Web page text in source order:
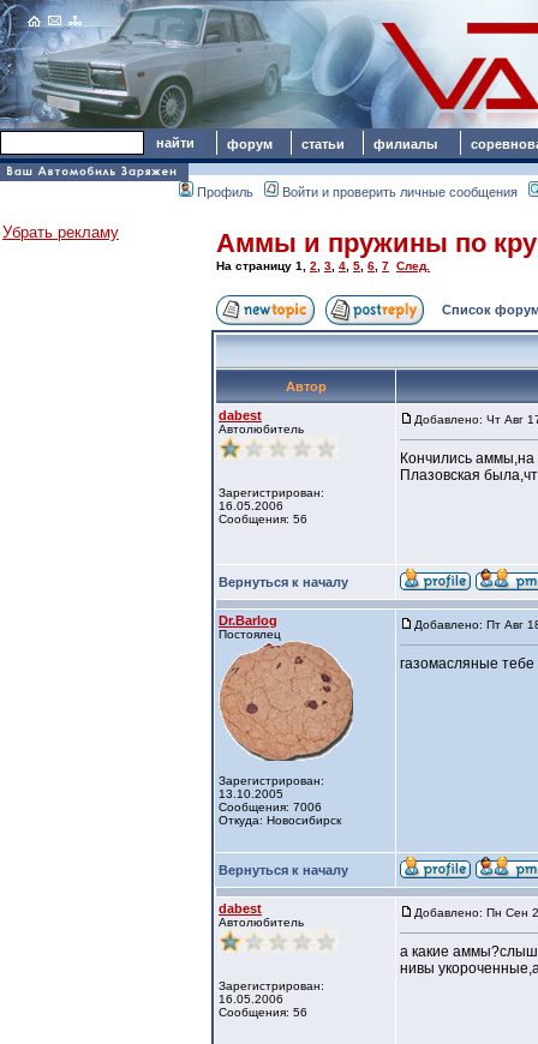
форум статьи филиалы
Профиль Войти и проверить личные сообщения
Убрать рекламу Аммы и пружины по
На страницу 1 2 3 4 5 6 7 След.
Список
Автор
dabest
Автолюбитель
Зарегистрирован:
16.05.2006
Сообщения: 56
Добавлено: Чт Авг
Кончились аммы,на
Плазовская
Вернуться к началу
Dr.Barlog
Постоялец
Зарегистрирован:
13.10.2005
Сообщения: 7006
Откуда: Новосибирск
Добавлено: Пт Авг
газомасляные тебе
Вернуться к началу
dabest
Автолюбитель
Зарегистрирован:
16.05.2006
Сообщения: 56
Добавлено: Пн Сен
а какие
нивы